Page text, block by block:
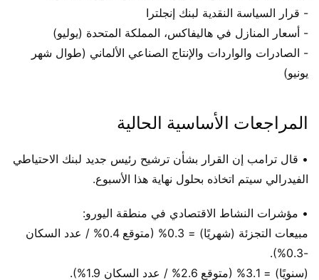
- قرار السياسة النقدية لبنك إنجلترا
- أسعار المنازل في هاليفاكس، المملكة المتحدة (يوليو)
- الصادرات والواردات والإنتاج الصناعي الألماني (طوال شهر
يونيو)
المراجعات الأساسية الحالية
• قال ترامب إن القرار بشأن ترشيح رئيس جديد لبنك الاحتياطي
الفيدرالي سيتم اتخاذه بحلول نهاية هذا الأسبوع.
• مؤشرات النشاط الاقتصادي في منطقة اليورو:
مبيعات التجزئة (شهريًا) = 0.3% (متوقع 0.4% / عدد السكان
-0.3%).
(سنويًا) = 3.1% (متوقع 2.6% / عدد السكان 1.9%).